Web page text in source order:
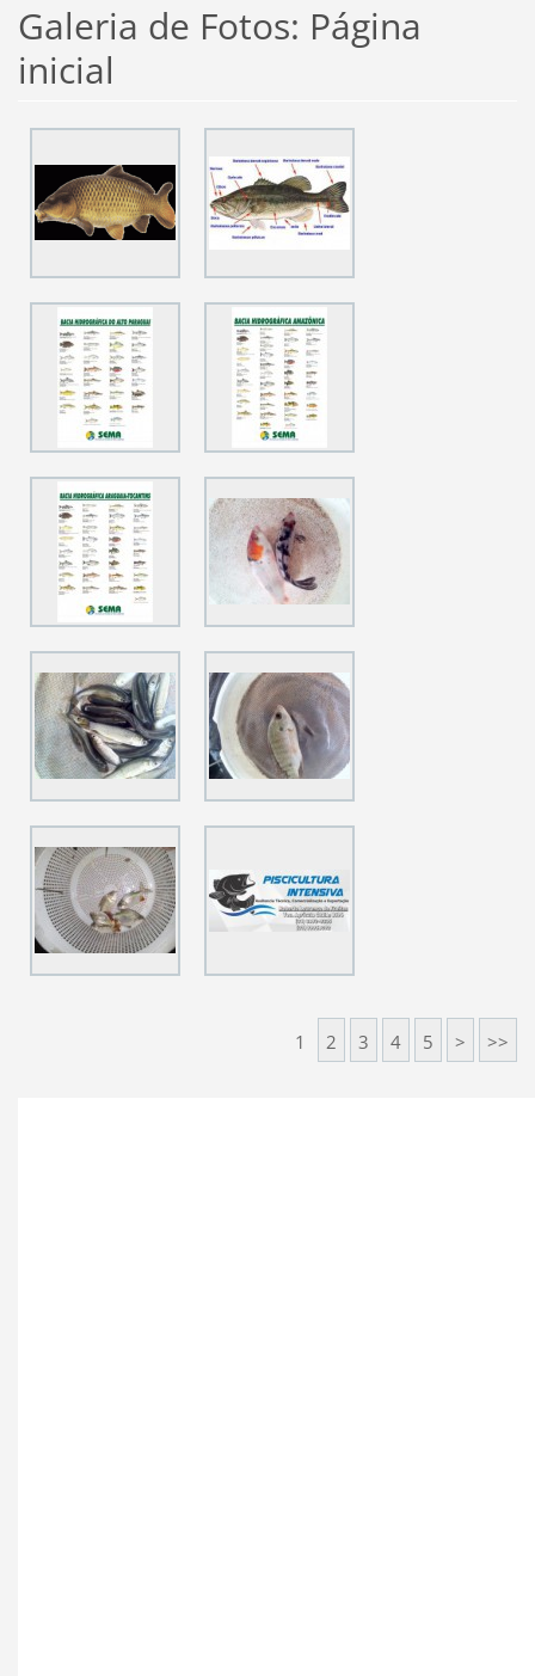
Galeria de Fotos: Página
inicial
1 2 3 4 5 > >>